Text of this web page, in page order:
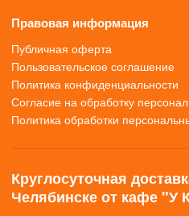
Правовая информация
Публичная оферта
Пользовательское соглашение
Политика конфиденциальности
Согласие на обработку
Политика обработки
Круглосуточная
Челябинске от кафе "У